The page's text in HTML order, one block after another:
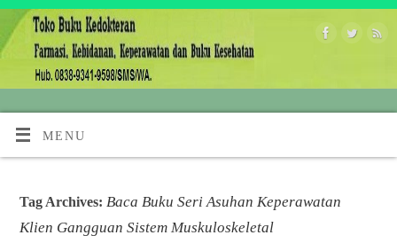
MENU
Tag Archives: Baca Buku Seri Asuhan Keperawatan
Klien Gangguan Sistem Muskuloskeletal